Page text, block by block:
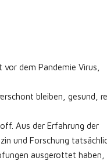
dem Pandemie Virus,
bleiben, gesund,
Aus der Erfahrung der
und Forschung
ausgerottet haben,